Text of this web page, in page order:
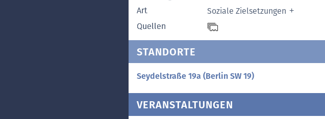
Art
Soziale Zielsetzungen
Quellen
STANDORTE
Seydelstraße 19a (Berlin SW 19)
VERANSTALTUNGEN